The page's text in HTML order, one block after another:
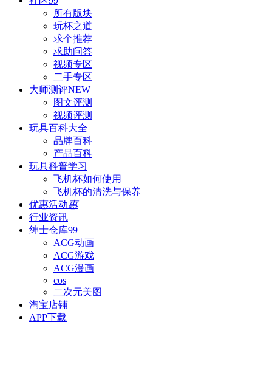
所有版块
玩杯之道
求个推荐
求助问答
视频专区
二手专区
大师测评NEW
图文评测
视频评测
玩具百科大全
品牌百科
产品百科
玩具科普学习
飞机杯如何使用
飞机杯的清洗与保养
优惠活动惠
行业资讯
绅士仓库99
ACG动画
ACG游戏
ACG漫画
cos
二次元美图
淘宝店铺
APP下载